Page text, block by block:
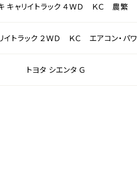
キャリイトラック ４ＷＤ ＫＣ 農繁
イトラック ２ＷＤ ＫＣ エアコン・パ
トヨタ シエンタ Ｇ